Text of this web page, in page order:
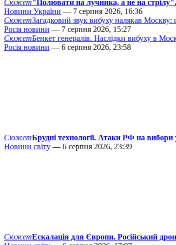
Сюжет"Полювати на лучника, а не на
Новини України — 7 серпня 2026, 16:36
СюжетЗагадковий звук вибуху налякав Москву:
Росія новини — 7 серпня 2026, 15:27
СюжетБенкет генералів. Наслідки вибуху в
Росія новини — 6 серпня 2026, 23:58
СюжетБрудні технології. Атаки РФ на вибори
Новини світу — 6 серпня 2026, 23:39
СюжетЕскалація для Європи. Російський